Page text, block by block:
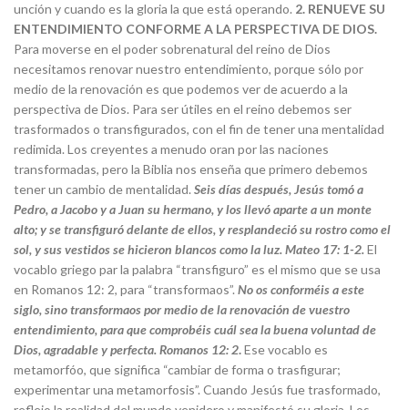
unción y cuando es la gloria la que está operando. 2. RENUEVE SU
ENTENDIMIENTO CONFORME A LA PERSPECTIVA DE DIOS.
Para moverse en el poder sobrenatural del reino de Dios
necesitamos renovar nuestro entendimiento, porque sólo por
medio de la renovación es que podemos ver de acuerdo a la
perspectiva de Dios. Para ser útiles en el reino debemos ser
trasformados o transfigurados, con el fin de tener una mentalidad
redimida. Los creyentes a menudo oran por las naciones
transformadas, pero la Biblia nos enseña que primero debemos
tener un cambio de mentalidad. Seis días después, Jesús tomó a
Pedro, a Jacobo y a Juan su hermano, y los llevó aparte a un monte
alto; y se transfiguró delante de ellos, y resplandeció su rostro como el
sol, y sus vestidos se hicieron blancos como la luz.Mateo 17: 1-2.El
vocablo griego par la palabra “transfiguro” es el mismo que se usa
en Romanos 12: 2, para “transformaos”. No os conforméis a este
siglo, sino transformaos por medio de la renovación de vuestro
entendimiento, para que comprobéis cuál sea la buena voluntad de
Dios, agradable y perfecta.Romanos 12: 2.Ese vocablo es
metamorfóo, que significa “cambiar de forma o trasfigurar;
experimentar una metamorfosis”. Cuando Jesús fue trasformado,